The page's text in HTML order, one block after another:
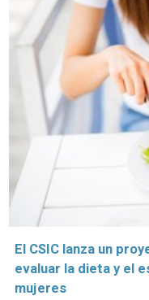
El CSIC lanza un
evaluar la dieta y el
mujeres